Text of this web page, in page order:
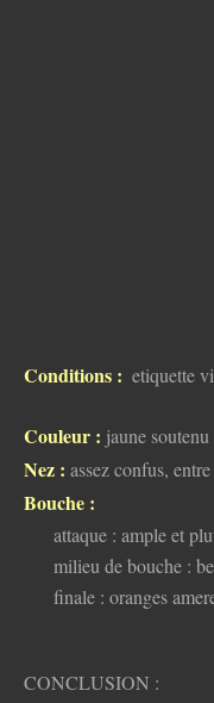
Conditions : etiquette
Couleur : jaune soutenu
Nez : assez confus,
Bouche :
attaque : ample et
milieu de bouche :
finale : oranges
CONCLUSION :